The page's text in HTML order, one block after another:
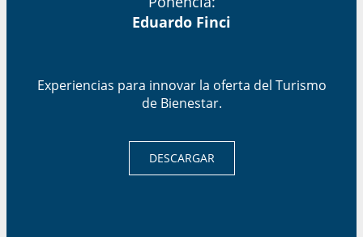
Eduardo Finci
Experiencias para innovar la oferta del Turismo
de Bienestar.
DESCARGAR